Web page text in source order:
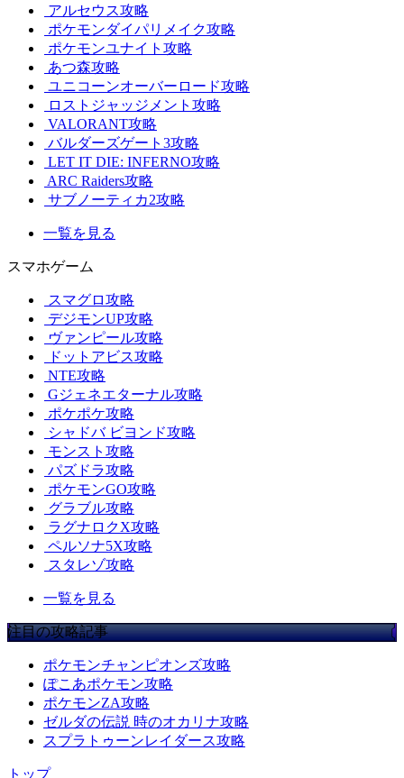
アルセウス攻略
ポケモンダイパリメイク攻略
ポケモンユナイト攻略
あつ森攻略
ユニコーンオーバーロード攻略
ロストジャッジメント攻略
VALORANT攻略
バルダーズゲート3攻略
LET IT DIE: INFERNO攻略
ARC Raiders攻略
サブノーティカ2攻略
一覧を見る
スマホゲーム
スマグロ攻略
デジモンUP攻略
ヴァンピール攻略
ドットアビス攻略
NTE攻略
Gジェネエターナル攻略
ポケポケ攻略
シャドバ ビヨンド攻略
モンスト攻略
パズドラ攻略
ポケモンGO攻略
グラブル攻略
ラグナロクX攻略
ペルソナ5X攻略
スタレゾ攻略
一覧を見る
注目の攻略記事
ポケモンチャンピオンズ攻略
ぽこあポケモン攻略
ポケモンZA攻略
ゼルダの伝説 時のオカリナ攻略
スプラトゥーンレイダース攻略
トップ